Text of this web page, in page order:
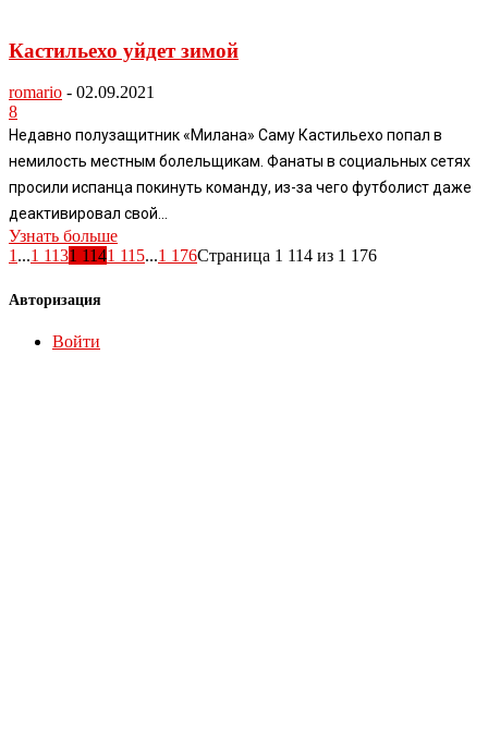
Кастильехо уйдет зимой
romario - 02.09.2021
8
Недавно полузащитник «Милана» Саму Кастильехо попал в
немилость местным болельщикам. Фанаты в социальных сетях
просили испанца покинуть команду, из-за чего футболист даже
деактивировал свой...
Узнать больше
1...1 1131 1141 115...1 176Страница 1 114 из 1 176
Авторизация
Войти